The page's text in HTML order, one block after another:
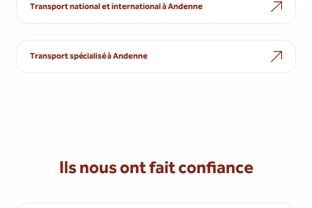
Transport national et international à Andenne
Transport spécialisé à Andenne
Ils nous ont fait confiance